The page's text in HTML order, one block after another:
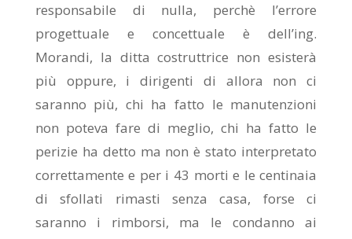
responsabile di nulla, perchè l’errore
progettuale e concettuale è dell’ing.
Morandi, la ditta costruttrice non esisterà
più oppure, i dirigenti di allora non ci
saranno più, chi ha fatto le manutenzioni
non poteva fare di meglio, chi ha fatto le
perizie ha detto ma non è stato interpretato
correttamente e per i 43 morti e le centinaia
di sfollati rimasti senza casa, forse ci
saranno i rimborsi, ma le condanno ai